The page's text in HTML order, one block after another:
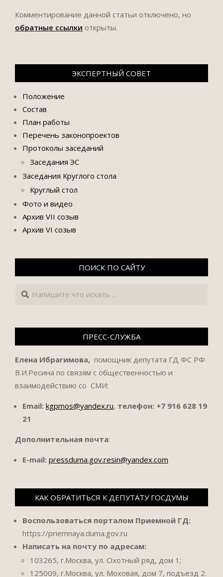
Комментирование данной статьи отключено, но
обратные ссылки открыты.
ЭКСПЕРТНЫЙ СОВЕТ
Положение
Состав
План работы
Перечень законопроектов
Протоколы заседаний
Заседания ЭС
Заседания Круглого стола
Круглый стол
Фото и видео
Архив VII созыв
Архив VI созыв
ПОИСК ПО САЙТУ
Поиск
ПРЕСС-СЛУЖБА
Елена Ибрагимова, помощник депутата ГД ФС РФ
В.И.Ресина по связям с общественностью и
взаимодействию со СМИ:
Email: kgpmos@yandex.ru, телефон: +7 916 628 19
21
Дополнительная почта:
E-mail: pressduma.gov.resin@yandex.com
КАК ОБРАТИТЬСЯ К ДЕПУТАТУ ГОСДУМЫ
Воспользоваться порталом Приемной ГД:
https://priemnaya.duma.gov.ru
Написать на почту по адресам:
103265, г.Москва, ул. Охотный ряд, дом 1;
125009, г.Москва, ул. Моховая, дом 7, подъезд 2.